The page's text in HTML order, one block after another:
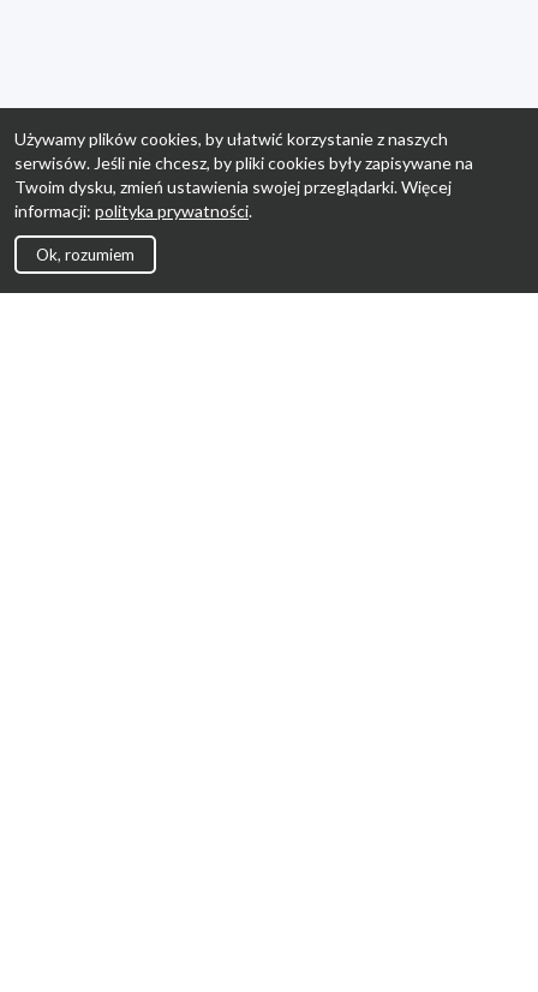
Używamy plików cookies, by ułatwić korzystanie z naszych
serwisów. Jeśli nie chcesz, by pliki cookies były zapisywane na
Twoim dysku, zmień ustawienia swojej przeglądarki. Więcej
informacji: polityka prywatności.
Ok, rozumiem